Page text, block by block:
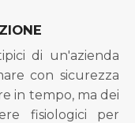
di un'azienda
con sicurezza
in tempo, ma dei
fisiologici per